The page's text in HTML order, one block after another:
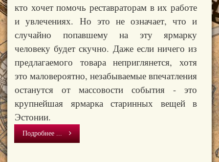
кто хочет помочь реставраторам в их работе
и увлечениях. Но это не означает, что и
случайно попавшему на эту ярмарку
человеку будет скучно. Даже если ничего из
предлагаемого товара неприглянется,хотя
это маловероятно, незабываемые впечатления
останутся от массовости события - это
крупнейшая ярмарка старинных вещей в
Эстонии.
Подробнее ...